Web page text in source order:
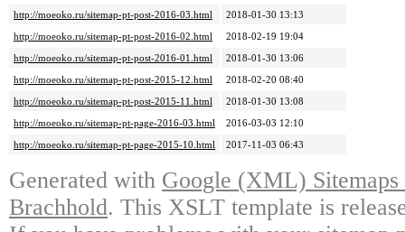
http://moeoko.ru/sitemap-pt-post-2016-03.html
2018-01-30 13:13
http://moeoko.ru/sitemap-pt-post-2016-02.html
2018-02-19 19:04
http://moeoko.ru/sitemap-pt-post-2016-01.html
2018-01-30 13:06
http://moeoko.ru/sitemap-pt-post-2015-12.html
2018-02-20 08:40
http://moeoko.ru/sitemap-pt-post-2015-11.html
2018-01-30 13:08
http://moeoko.ru/sitemap-pt-page-2016-03.html
2016-03-03 12:10
http://moeoko.ru/sitemap-pt-page-2015-10.html
2017-11-03 06:43
Generated with Google (XML)
Brachhold. This XSLT template is